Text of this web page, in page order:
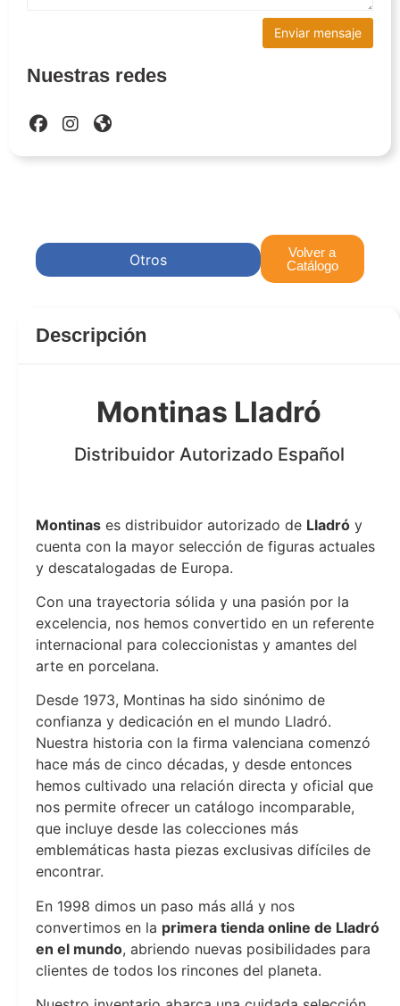
Nuestras redes
Otros
Volver a
Catálogo
Descripción
Montinas Lladró
Distribuidor Autorizado Español
Montinas es distribuidor autorizado de Lladró y
cuenta con la mayor selección de figuras actuales
y descatalogadas de Europa.
Con una trayectoria sólida y una pasión por la
excelencia, nos hemos convertido en un referente
internacional para coleccionistas y amantes del
arte en porcelana.
Desde 1973, Montinas ha sido sinónimo de
confianza y dedicación en el mundo Lladró.
Nuestra historia con la firma valenciana comenzó
hace más de cinco décadas, y desde entonces
hemos cultivado una relación directa y oficial que
nos permite ofrecer un catálogo incomparable,
que incluye desde las colecciones más
emblemáticas hasta piezas exclusivas difíciles de
encontrar.
En 1998 dimos un paso más allá y nos
convertimos en la primera tienda online de Lladró
en el mundo, abriendo nuevas posibilidades para
clientes de todos los rincones del planeta.